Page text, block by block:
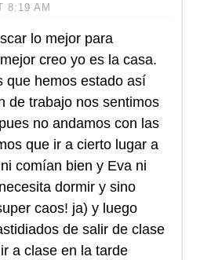
8:19 AM
lo mejor para
creo yo es la casa.
que hemos estado así
de trabajo nos sentimos
no andamos con las
que ir a cierto lugar a
comían bien y Eva ni
dormir y sino
caos! ja) y luego
de salir de clase
a clase en la tarde